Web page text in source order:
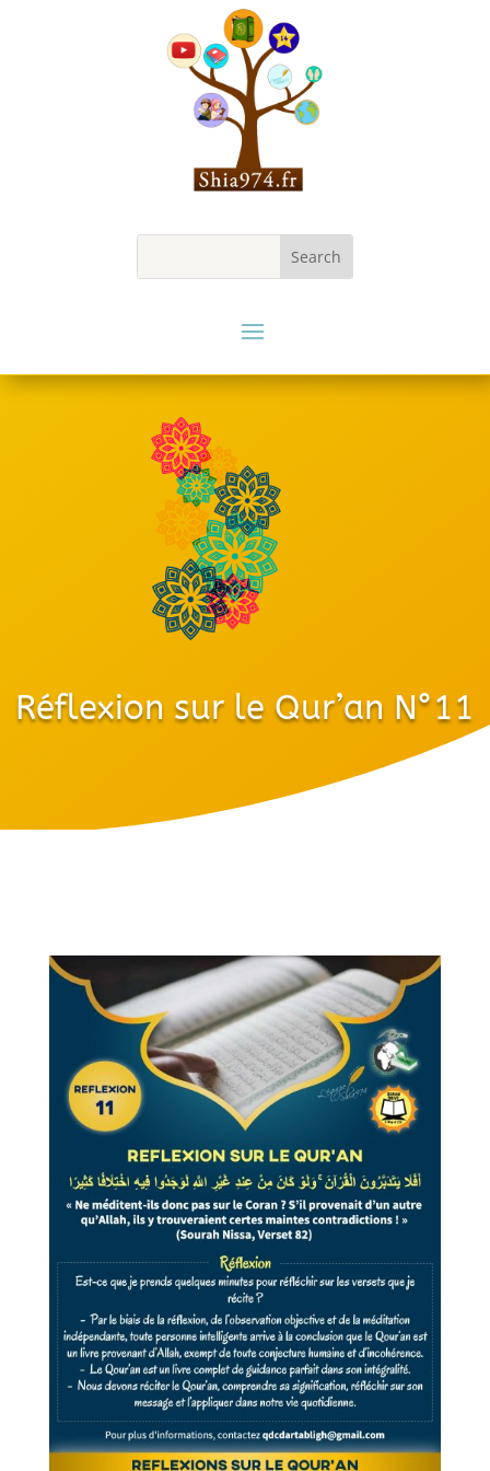
Réflexion sur le Qur’an N°11